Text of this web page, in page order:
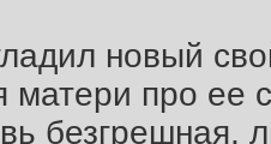
новый
матери про ее
безгрешная,